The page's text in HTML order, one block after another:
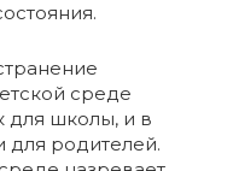
среде
для школы, и в
для родителей.